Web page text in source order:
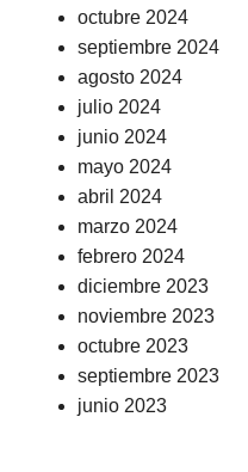
octubre 2024
septiembre 2024
agosto 2024
julio 2024
junio 2024
mayo 2024
abril 2024
marzo 2024
febrero 2024
diciembre 2023
noviembre 2023
octubre 2023
septiembre 2023
junio 2023